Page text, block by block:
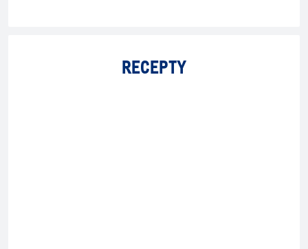
RECEPTY